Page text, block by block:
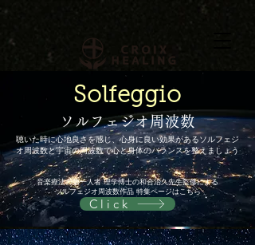
Solfeggio
ソルフェジオ周波数
聴いた時に心地良さを感じ、心身に良い効果があるソルフェジ
オ周波数と宇宙の周波数で心と身体のバランスを整えましょう
音楽療法の第一人者 理学博士の和合治久先生監修による
ソルフェジオ周波数作品 特集ページはこちら
Click